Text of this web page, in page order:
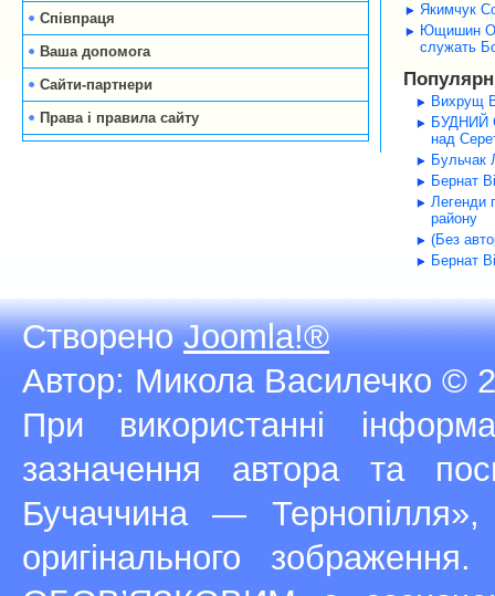
Співпраця
Ваша допомога
Сайти-партнери
Права і правила сайту
Якимчук
Ющишин
служать
Вихрущ
БУДНИЙ
над
Бульчак
Бернат
Легенди
району
(Без
Бернат
СтвореноJoomla!®
Автор: Микола Василечко ©
При використанні
зазначення автора та
Бучаччина —
оригінального